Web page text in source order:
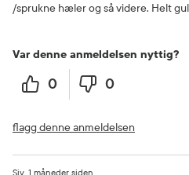
/sprukne hæler og så videre. Helt
Var denne anmeldelsen nyttig?
0 0
flagg denne anmeldelsen
1 måneder siden
Siv